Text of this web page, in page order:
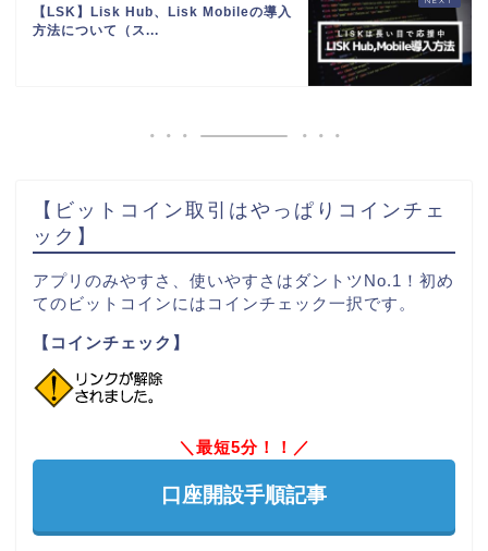
【LSK】Lisk Hub、Lisk Mobileの導入
方法について（ス...
【ビットコイン取引はやっぱりコインチェ
ック】
アプリのみやすさ、使いやすさはダントツNo.1！初め
てのビットコインにはコインチェック一択です。
【コインチェック】
＼最短5分！！／
口座開設手順記事